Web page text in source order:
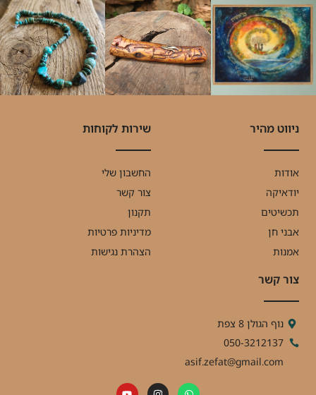
ניווט מהיר
אודות
יודאיקה
תכשיטים
אבני חן
אמנות
שירות לקוחות
החשבון שלי
צור קשר
תקנון
מדיניות פרטיות
הצהרת נגישות
צור קשר
נוף הגולן 8 צפת
050-3212137
asif.zefat@gmail.com